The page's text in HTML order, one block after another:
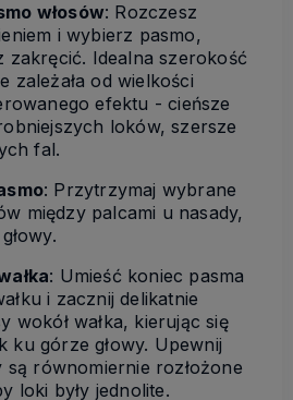
włosów: Rozczesz
i wybierz pasmo,
zakręcić. Idealna szerokość
zależała od wielkości
efektu - cieńsze
loków, szersze
fal.
: Przytrzymaj wybrane
między palcami u nasady,
: Umieść koniec pasma
i zacznij delikatnie
wokół wałka, kierując się
ku górze głowy. Upewnij
są równomiernie rozłożone
loki były jednolite.